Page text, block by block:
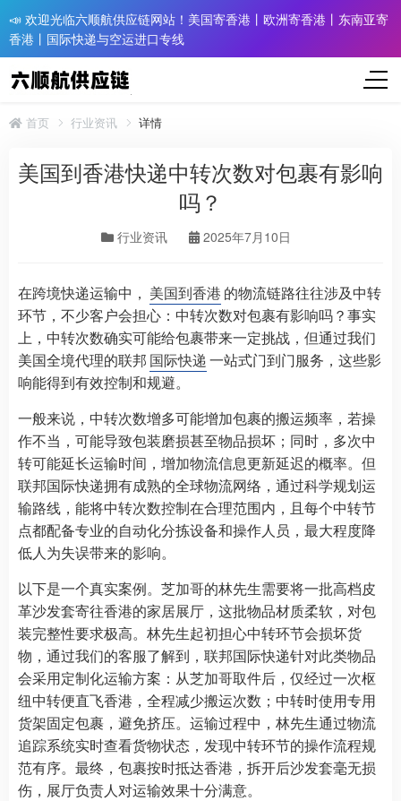
📣 欢迎光临六顺航供应链网站！美国寄香港丨欧洲寄香港丨东南亚寄
香港丨国际快递与空运进口专线
首页 行业资讯 详情
美国到香港快递中转次数对包裹有影响
吗？
行业资讯 2025年7月10日
在跨境快递运输中， 美国到香港 的物流链路往往涉及中转
环节，不少客户会担心：中转次数对包裹有影响吗？事实
上，中转次数确实可能给包裹带来一定挑战，但通过我们
美国全境代理的联邦 国际快递一站式门到门服务，这些影
响能得到有效控制和规避。​
一般来说，中转次数增多可能增加包裹的搬运频率，若操
作不当，可能导致包装磨损甚至物品损坏；同时，多次中
转可能延长运输时间，增加物流信息更新延迟的概率。但
联邦国际快递拥有成熟的全球物流网络，通过科学规划运
输路线，能将中转次数控制在合理范围内，且每个中转节
点都配备专业的自动化分拣设备和操作人员，最大程度降
低人为失误带来的影响。​
以下是一个真实案例。芝加哥的林先生需要将一批高档皮
革沙发套寄往香港的家居展厅，这批物品材质柔软，对包
装完整性要求极高。林先生起初担心中转环节会损坏货
物，通过我们的客服了解到，联邦国际快递针对此类物品
会采用定制化运输方案：从芝加哥取件后，仅经过一次枢
纽中转便直飞香港，全程减少搬运次数；中转时使用专用
货架固定包裹，避免挤压。运输过程中，林先生通过物流
追踪系统实时查看货物状态，发现中转环节的操作流程规
范有序。最终，包裹按时抵达香港，拆开后沙发套毫无损
伤，展厅负责人对运输效果十分满意。​